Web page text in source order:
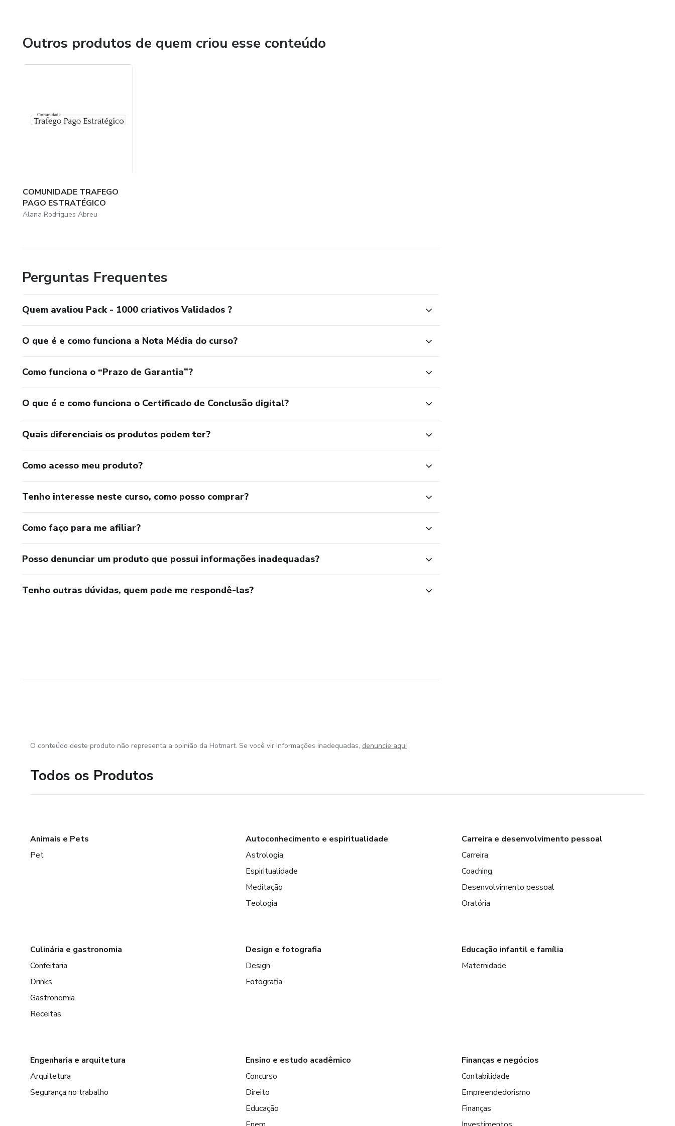
Outros produtos de quem criou esse conteúdo
COMUNIDADE TRAFEGO
PAGO ESTRATÉGICO
Alana Rodrigues Abreu
Perguntas Frequentes
Quem avaliou Pack - 1000 criativos Validados ?
O que é e como funciona a Nota Média do curso?
Como funciona o “Prazo de Garantia”?
O que é e como funciona o Certificado de Conclusão digital?
Quais diferenciais os produtos podem ter?
Como acesso meu produto?
Tenho interesse neste curso, como posso comprar?
Como faço para me afiliar?
Posso denunciar um produto que possui informações inadequadas?
Tenho outras dúvidas, quem pode me respondê-las?
O conteúdo deste produto não representa a opinião da Hotmart. Se você vir informações inadequadas, denuncie aqui
Todos os Produtos
Animais e Pets
Pet
Autoconhecimento e espiritualidade
Astrologia
Espiritualidade
Meditação
Teologia
Carreira e desenvolvimento pessoal
Carreira
Coaching
Desenvolvimento pessoal
Oratória
Culinária e gastronomia
Confeitaria
Drinks
Gastronomia
Receitas
Design e fotografia
Design
Fotografia
Educação infantil e família
Maternidade
Engenharia e arquitetura
Arquitetura
Segurança no trabalho
Ensino e estudo acadêmico
Concurso
Direito
Educação
Finanças e negócios
Contabilidade
Empreendedorismo
Finanças